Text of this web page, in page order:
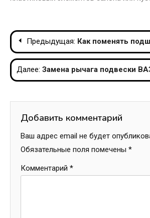
Навигация
по
записям
Предыдущая: Как поменять
Далее: Замена рычага подвески
Добавить комментарий
Ваш адрес email не будет
Обязательные поля помечены *
Комментарий *